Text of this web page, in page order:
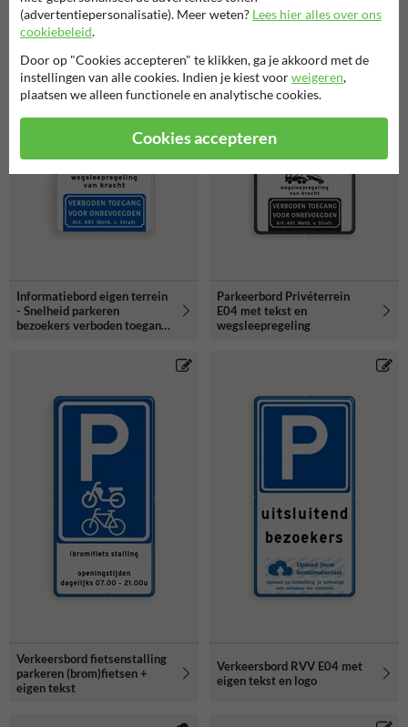
Informatiebord eigen terrein
- Snelheid parkeren
bezoekers verboden toegang
Parkeerbord Privéterrein
E04 met tekst en
wegsleepregeling
Verkeersbord fietsenstalling
parkeren (brom)fietsen +
eigen tekst
Verkeersbord RVV E04 met
eigen tekst en logo
(advertentiepersonalisatie). Meer weten? Lees hier alles over ons
cookiebeleid.
Door op "Cookies accepteren" te klikken, ga je akkoord met de
instellingen van alle cookies. Indien je kiest voorweigeren,
plaatsen we alleen functionele en analytische cookies.
Cookies accepteren